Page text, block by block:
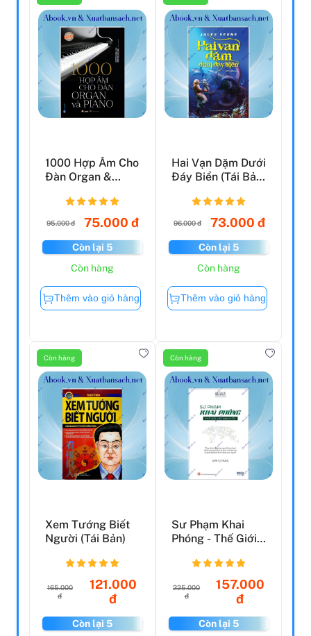
1000 Hợp Âm Cho
Đàn Organ &
2023)
95.000 đ 75.000 đ
Còn lại 5
Còn hàng
Thêm vào giỏ hàng
Hai Vạn Dặm Dưới
Đáy Biển (Tái Bản
96.000 đ 73.000 đ
Còn lại 5
Còn hàng
Thêm vào giỏ hàng
Còn hàng
Xem Tướng Biết
Người (Tái Bản)
165.000
đ
121.000
đ
Còn lại 5
Còn hàng
Sư Phạm Khai
Phóng - Thế Giới,
225.000
đ
157.000
đ
Còn lại 5